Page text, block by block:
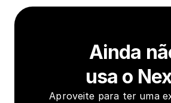
Ainda
usa o
Aproveite para ter uma